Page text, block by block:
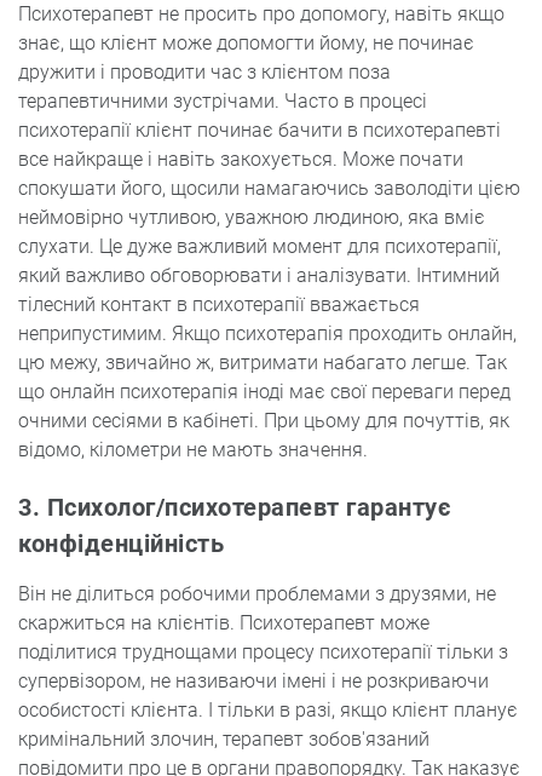
Психотерапевт не просить про допомогу, навіть якщо
знає, що клієнт може допомогти йому, не починає
дружити і проводити час з клієнтом поза
терапевтичними зустрічами. Часто в процесі
психотерапії клієнт починає бачити в психотерапевті
все найкраще і навіть закохується. Може почати
спокушати його, щосили намагаючись заволодіти цією
неймовірно чутливою, уважною людиною, яка вміє
слухати. Це дуже важливий момент для психотерапії,
який важливо обговорювати і аналізувати. Інтимний
тілесний контакт в психотерапії вважається
неприпустимим. Якщо психотерапія проходить онлайн,
цю межу, звичайно ж, витримати набагато легше. Так
що онлайн психотерапія іноді має свої переваги перед
очними сесіями в кабінеті. При цьому для почуттів, як
відомо, кілометри не мають значення.
3. Психолог/психотерапевт гарантує
конфіденційність
Він не ділиться робочими проблемами з друзями, не
скаржиться на клієнтів. Психотерапевт може
поділитися труднощами процесу психотерапії тільки з
супервізором, не називаючи імені і не розкриваючи
особистості клієнта. І тільки в разі, якщо клієнт планує
кримінальний злочин, терапевт зобов'язаний
повідомити про це в органи правопорядку. Так наказує